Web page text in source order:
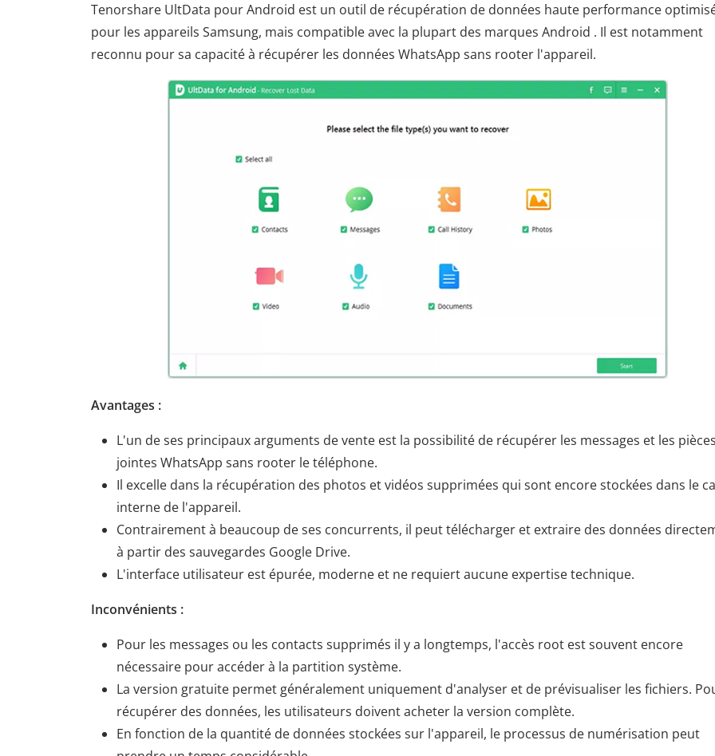
Tenorshare UltData pour Android est un outil de récupération de données haute performance
pour les appareils Samsung, mais compatible avec la plupart des marques Android . Il est notamment
reconnu pour sa capacité à récupérer les données WhatsApp sans rooter l'appareil.
Avantages :
L'un de ses principaux arguments de vente est la possibilité de récupérer les messages et les pièces
jointes WhatsApp sans rooter le téléphone.
Il excelle dans la récupération des photos et vidéos supprimées qui sont encore stockées dans le
interne de l'appareil.
Contrairement à beaucoup de ses concurrents, il peut télécharger et extraire des données
à partir des sauvegardes Google Drive.
L'interface utilisateur est épurée, moderne et ne requiert aucune expertise technique.
Inconvénients :
Pour les messages ou les contacts supprimés il y a longtemps, l'accès root est souvent encore
nécessaire pour accéder à la partition système.
La version gratuite permet généralement uniquement d'analyser et de prévisualiser les fichiers.
récupérer des données, les utilisateurs doivent acheter la version complète.
En fonction de la quantité de données stockées sur l'appareil, le processus de numérisation peut